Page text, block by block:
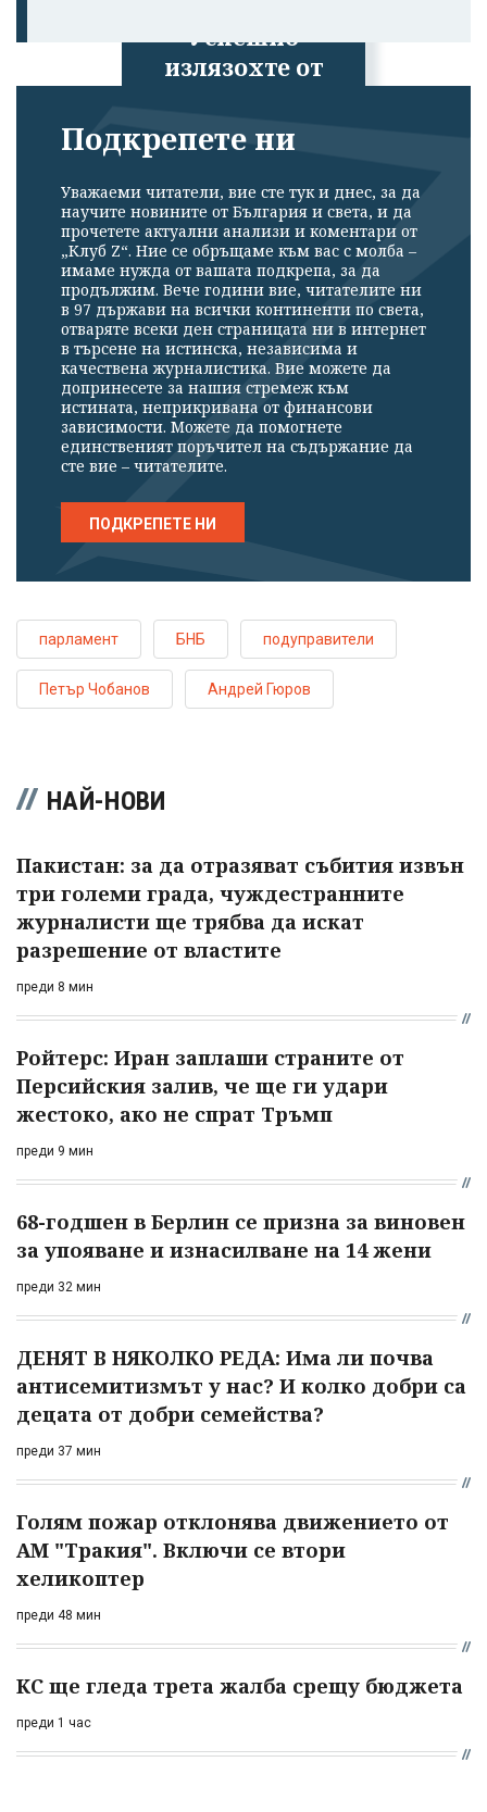
Успешно
излязохте от
Подкрепете ни
Уважаеми читатели, вие сте тук и днес, за да
научите новините от България и света, и да
прочетете актуални анализи и коментари от
„Клуб Z“. Ние се обръщаме към вас с молба –
имаме нужда от вашата подкрепа, за да
продължим. Вече години вие, читателите ни
в 97 държави на всички континенти по света,
отваряте всеки ден страницата ни в интернет
в търсене на истинска, независима и
качествена журналистика. Вие можете да
допринесете за нашия стремеж към
истината, неприкривана от финансови
зависимости. Можете да помогнете
единственият поръчител на съдържание да
сте вие – читателите.
ПОДКРЕПЕТЕ НИ
парламент БНБ подуправители
Петър Чобанов Андрей Гюров
НАЙ-НОВИ
Пакистан: за да отразяват събития извън
три големи града, чуждестранните
журналисти ще трябва да искат
разрешение от властите
преди 8 мин
Ройтерс: Иран заплаши страните от
Персийския залив, че ще ги удари
жестоко, ако не спрат Тръмп
преди 9 мин
68-годшен в Берлин се призна за виновен
за упояване и изнасилване на 14 жени
преди 32 мин
ДЕНЯТ В НЯКОЛКО РЕДА: Има ли почва
антисемитизмът у нас? И колко добри са
децата от добри семейства?
преди 37 мин
Голям пожар отклонява движението от
АМ "Тракия". Включи се втори
хеликоптер
преди 48 мин
КС ще гледа трета жалба срещу бюджета
преди 1 час